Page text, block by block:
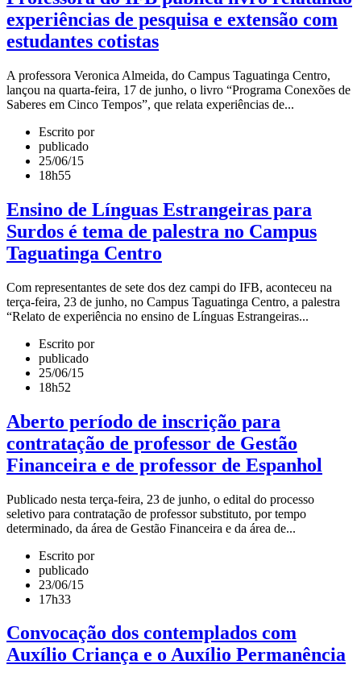
experiências de pesquisa e extensão com
estudantes cotistas
A professora Veronica Almeida, do Campus Taguatinga Centro,
lançou na quarta-feira, 17 de junho, o livro “Programa Conexões de
Saberes em Cinco Tempos”, que relata experiências de...
Escrito por
publicado
25/06/15
18h55
Ensino de Línguas Estrangeiras para
Surdos é tema de palestra no Campus
Taguatinga Centro
Com representantes de sete dos dez campi do IFB, aconteceu na
terça-feira, 23 de junho, no Campus Taguatinga Centro, a palestra
“Relato de experiência no ensino de Línguas Estrangeiras...
Escrito por
publicado
25/06/15
18h52
Aberto período de inscrição para
contratação de professor de Gestão
Financeira e de professor de Espanhol
Publicado nesta terça-feira, 23 de junho, o edital do processo
seletivo para contratação de professor substituto, por tempo
determinado, da área de Gestão Financeira e da área de...
Escrito por
publicado
23/06/15
17h33
Convocação dos contemplados com
Auxílio Criança e o Auxílio Permanência